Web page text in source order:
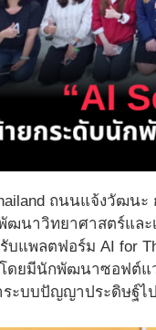
ถนนแจ้งวัฒน
ฒนาวิทยาศาสตร์และ
บแพลตฟอร์ม AI for
ดยมีนักพัฒนาซอฟต์แ
ะบบปัญญาประดิษฐ์ไ